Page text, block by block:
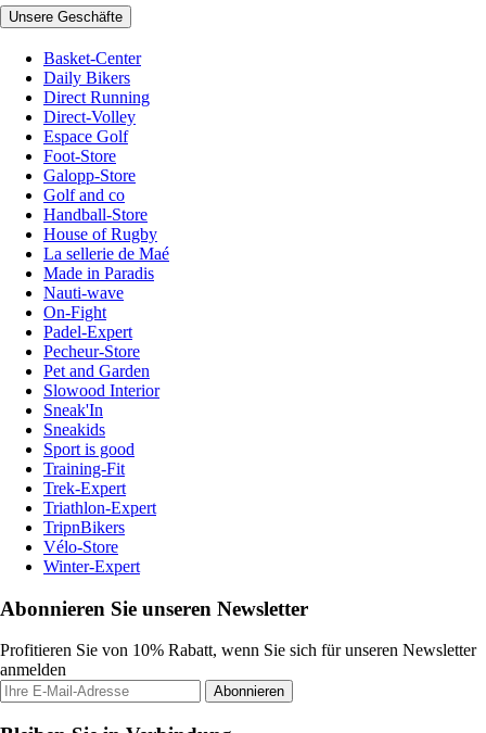
Unsere Geschäfte
Basket-Center
Daily Bikers
Direct Running
Direct-Volley
Espace Golf
Foot-Store
Galopp-Store
Golf and co
Handball-Store
House of Rugby
La sellerie de Maé
Made in Paradis
Nauti-wave
On-Fight
Padel-Expert
Pecheur-Store
Pet and Garden
Slowood Interior
Sneak'In
Sneakids
Sport is good
Training-Fit
Trek-Expert
Triathlon-Expert
TripnBikers
Vélo-Store
Winter-Expert
Abonnieren Sie unseren Newsletter
Profitieren Sie von 10% Rabatt, wenn Sie sich für unseren Newsletter
anmelden
Abonnieren